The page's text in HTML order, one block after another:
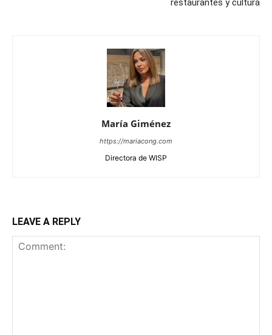
restaurantes y cultura
María Giménez
https://mariacong.com
Directora de WISP
LEAVE A REPLY